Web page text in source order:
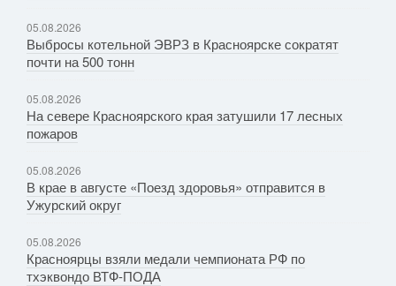
05.08.2026
Выбросы котельной ЭВРЗ в Красноярске сократят
почти на 500 тонн
05.08.2026
На севере Красноярского края затушили 17 лесных
пожаров
05.08.2026
В крае в августе «Поезд здоровья» отправится в
Ужурский округ
05.08.2026
Красноярцы взяли медали чемпионата РФ по
тхэквондо ВТФ-ПОДА